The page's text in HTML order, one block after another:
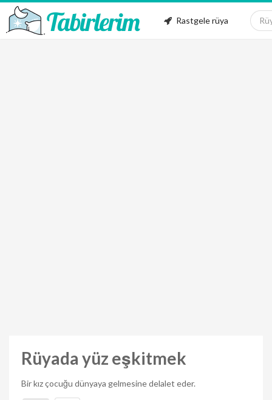
Rastgele rüya
Rüyada yüz eşkitmek
Bir kız çocuğu dünyaya gelmesine delalet eder.